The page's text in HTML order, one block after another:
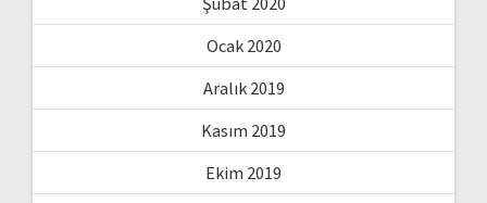
Ocak 2020
Aralık 2019
Kasım 2019
Ekim 2019